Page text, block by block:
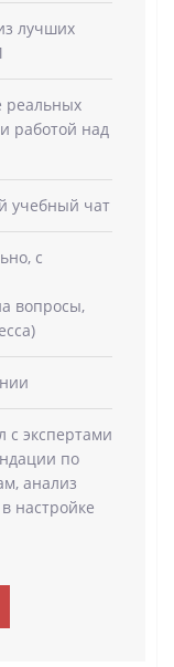
лучших
реальных
работой над
учебный чат
с
вопросы,
с экспертами
по
анализ
настройке